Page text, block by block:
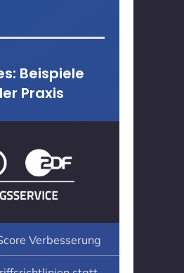
Beispiele
Praxis
Verbesserung